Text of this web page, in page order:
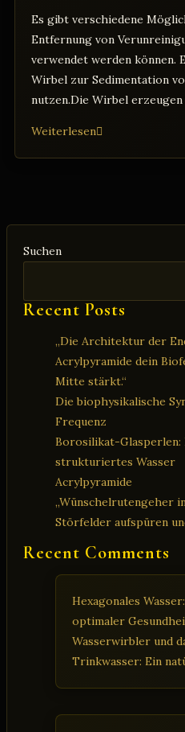
Es gibt verschiedene
Entfernung von
verwendet werden können.
Wirbel zur Sedimentation
nutzen.Die Wirbel
Weiterlesen„Wirbel
Wasserwirbler“:
Suchen
Recent Posts
„Die Architektur der
Acrylpyramide dein
Mitte stärkt.“
Die biophysikalische
Frequenz
Borosilikat-Glasperlen:
strukturiertes Wasser
Acrylpyramide
„Wünschelrutengeher
Störfelder aufspüren
Recent Comments
Hexagonales
optimaler
Wasserwirbler und
Trinkwasser: Ein